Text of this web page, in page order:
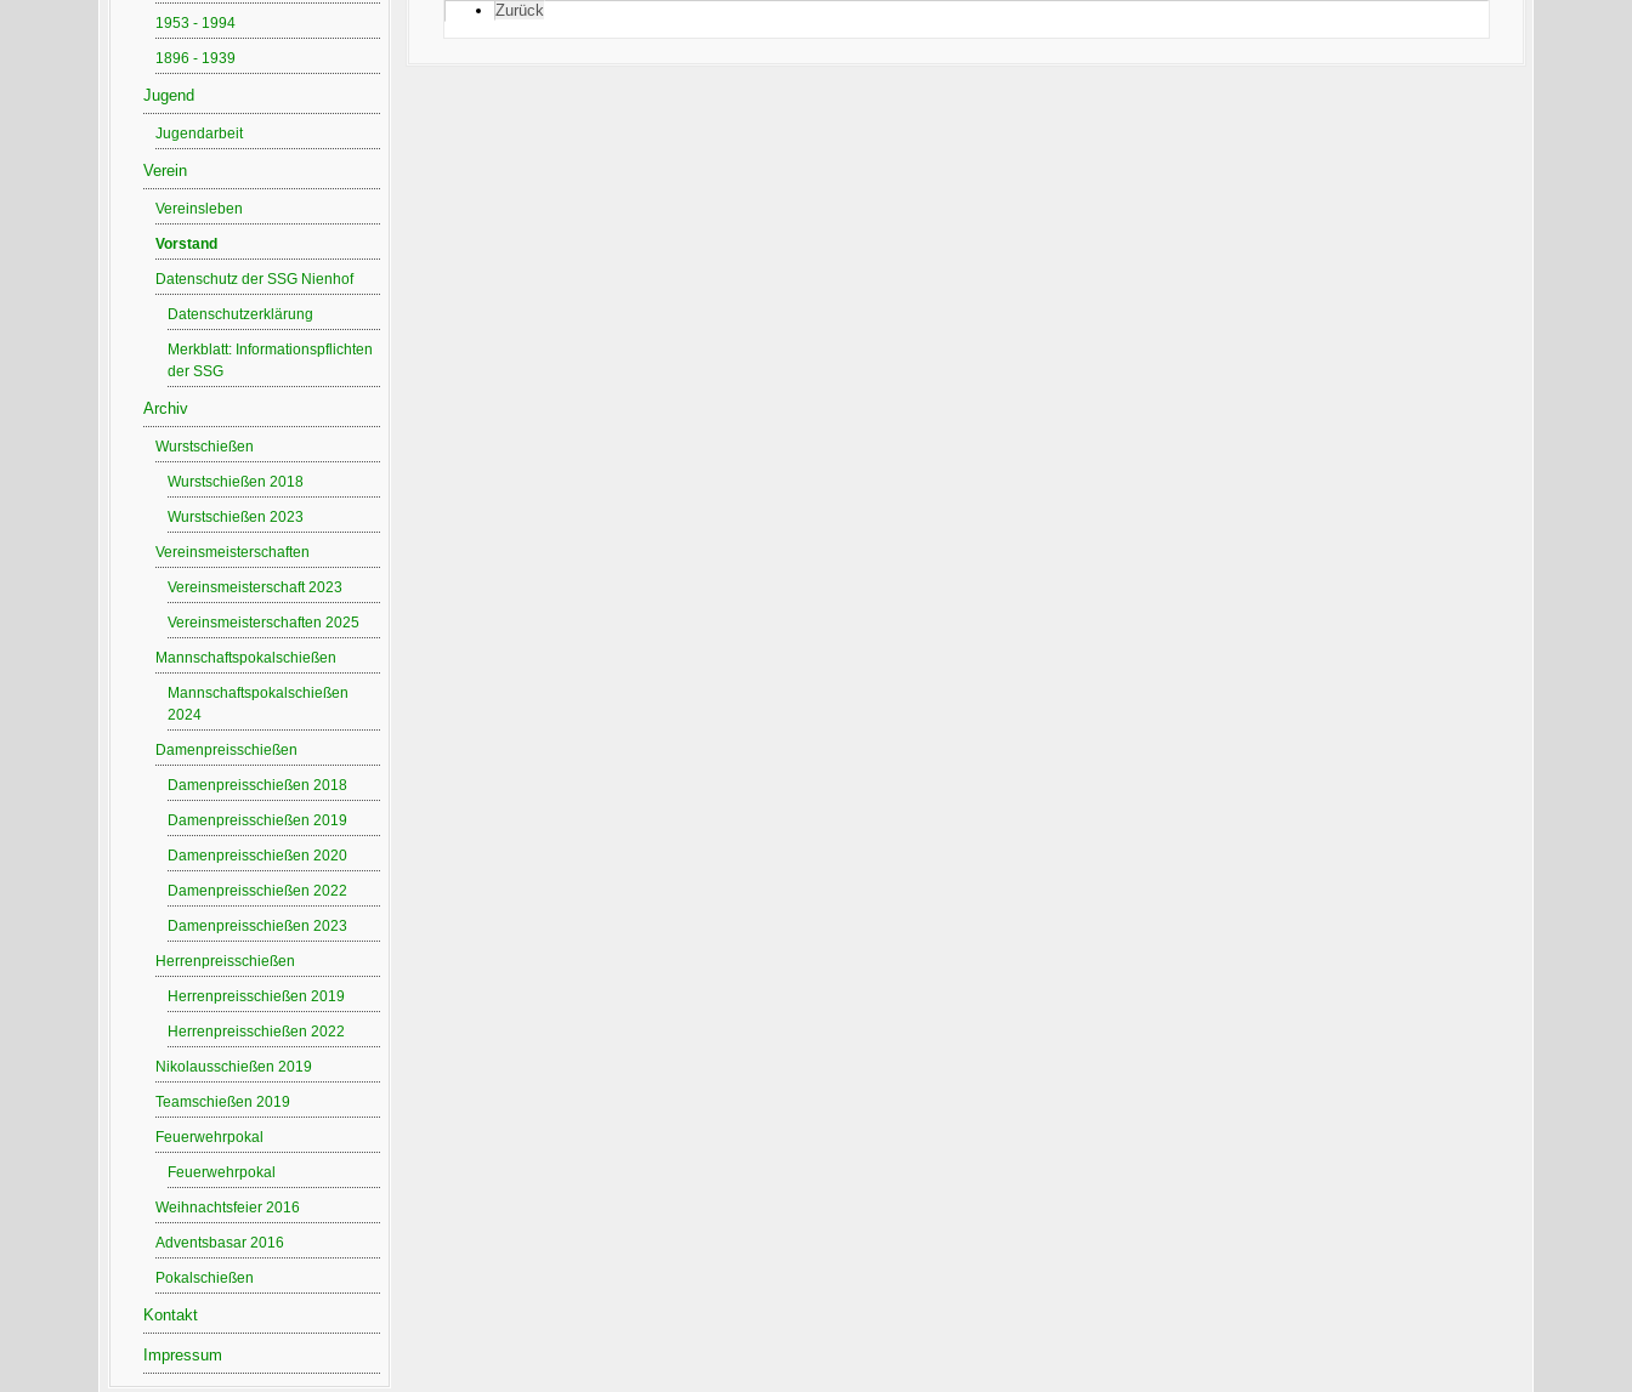
1953 - 1994
1896 - 1939
Jugend
Jugendarbeit
Verein
Vereinsleben
Vorstand
Datenschutz der SSG Nienhof
Datenschutzerklärung
Merkblatt: Informationspflichten
der SSG
Archiv
Wurstschießen
Wurstschießen 2018
Wurstschießen 2023
Vereinsmeisterschaften
Vereinsmeisterschaft 2023
Vereinsmeisterschaften 2025
Mannschaftspokalschießen
Mannschaftspokalschießen
2024
Damenpreisschießen
Damenpreisschießen 2018
Damenpreisschießen 2019
Damenpreisschießen 2020
Damenpreisschießen 2022
Damenpreisschießen 2023
Herrenpreisschießen
Herrenpreisschießen 2019
Herrenpreisschießen 2022
Nikolausschießen 2019
Teamschießen 2019
Feuerwehrpokal
Feuerwehrpokal
Weihnachtsfeier 2016
Adventsbasar 2016
Pokalschießen
Kontakt
Impressum
Zurück